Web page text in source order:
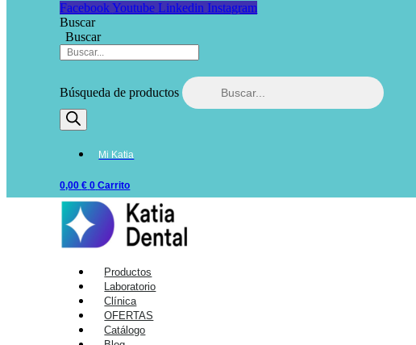
Facebook Youtube Linkedin Instagram
Buscar
Buscar
Búsqueda de productos
Mi Katia
0,00€ 0 Carrito
Productos
Laboratorio
Clínica
OFERTAS
Catálogo